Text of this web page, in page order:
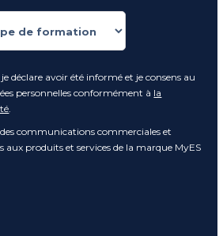
déclare avoir été informé et je consens au
personnelles conformément à la
.
des communications commerciales et
aux produits et services de la marque MyES